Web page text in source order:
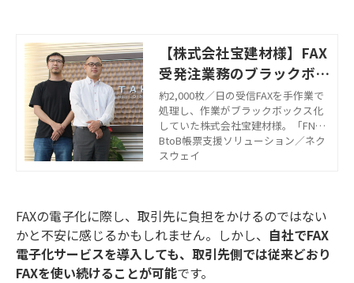
【株式会社宝建材様】FAX
受発注業務のブラックボッ
クス化を解消。業務継続体
制の強化にも直結
約2,000枚／日の受信FAXを手作業で
処理し、作業がブラックボックス化
していた株式会社宝建材様。「FNX e
-受信FAXサービス」を導入し、受発
注業務全体がオープンになり、作業
BtoB帳票支援ソリューション／ネク
スウェイ
FAXの電子化に際し、取引先に負担をかけるのではない
かと不安に感じるかもしれません。しかし、 自社でFAX
電子化サービスを導入しても、取引先側では従来どおり
FAXを使い続けることが可能です。